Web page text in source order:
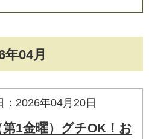
04月
：2026年04月20日
第1金曜）グチOK！お